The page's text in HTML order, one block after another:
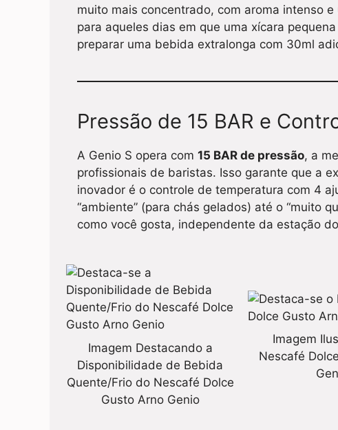
muito mais concentrado, com aroma intenso
para aqueles dias em que uma xícara
preparar uma bebida extralonga com 30ml
Pressão de 15 BAR e
A Genio S opera com 15 BAR de pressão, a
profissionais de baristas. Isso garante que a
inovador é o controle de temperatura com 4
“ambiente” (para chás gelados) até o “muito
como você gosta, independente da estação
Imagem Destacando a
Disponibilidade de Bebida
Quente/Frio do Nescafé Dolce
Gusto Arno Genio
Imagem
Nescafé